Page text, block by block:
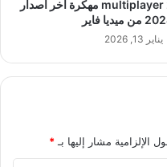
multiplayer 2 مهكرة اخر اصدار
ميديا فاير
يناير 13, 2026
الإلزامية مشار إليها بـ *